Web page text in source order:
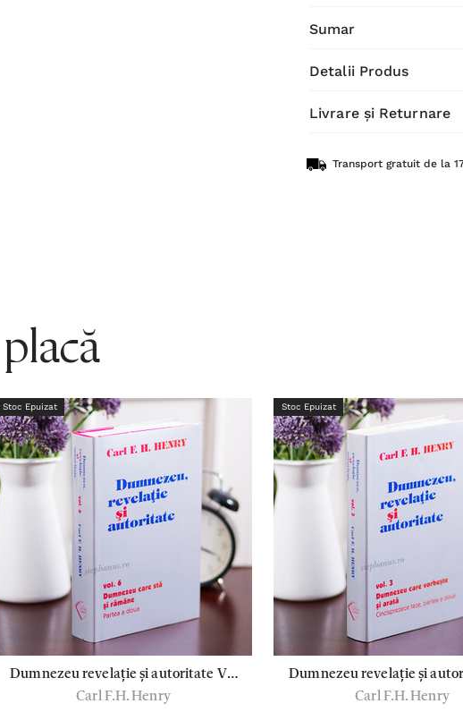
Sumar
Detalii Produs
Livrare și Returnare
Transport gratuit de la
Stoc Epuizat
Dumnezeu revelație și autoritate Vol
6
Carl F.H. Henry
Stoc Epuizat
Dumnezeu revelație și
3
Carl F.H. Henry